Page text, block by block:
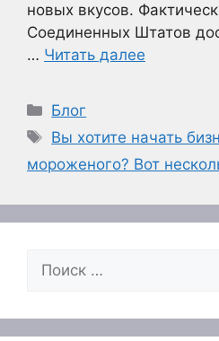
новых вкусов.
Соединенных Штатов
… Читать далее
Рубрики
Блог
Метки
Вы хотите начать
мороженого? Вот
Поиск: